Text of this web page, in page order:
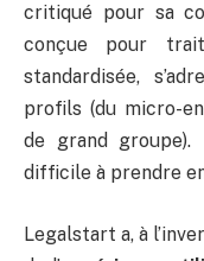
critiqué pour sa
conçue pour
standardisée,
profils (du micro-
de grand
difficile à prendre
Legalstart a, à